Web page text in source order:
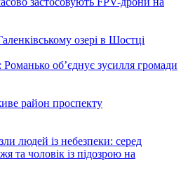
озері в Шостці
Романько об’єднує зусилля громади
район проспекту
людей із небезпеки: серед
та чоловік із підозрою на